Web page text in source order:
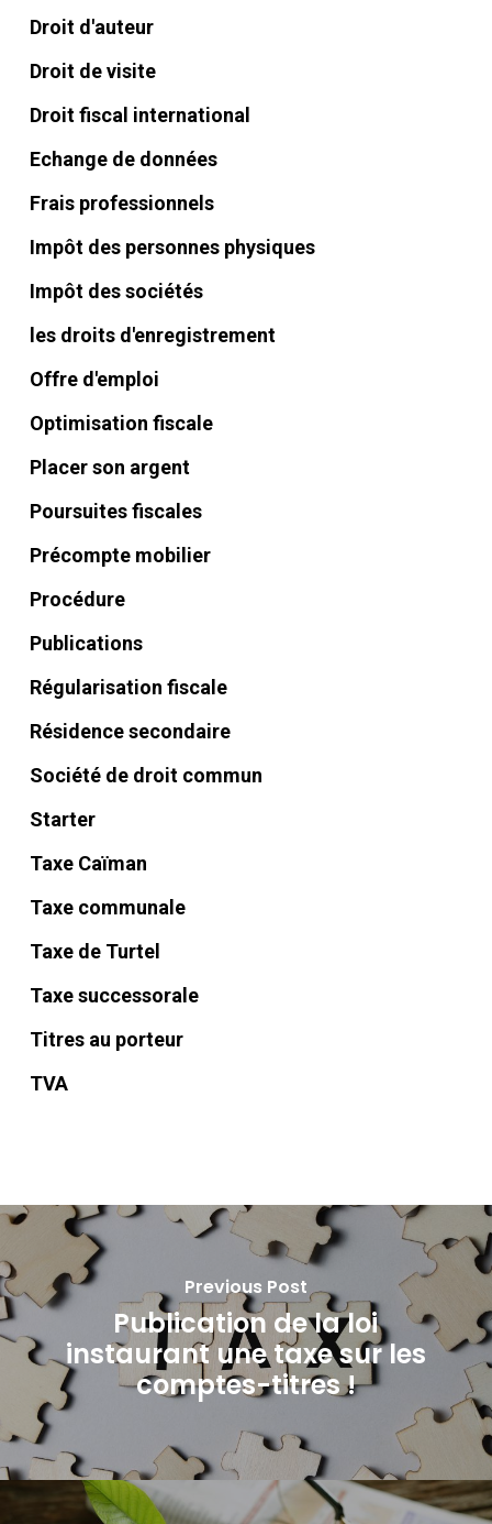
Droit d'auteur
Droit de visite
Droit fiscal international
Echange de données
Frais professionnels
Impôt des personnes physiques
Impôt des sociétés
les droits d'enregistrement
Offre d'emploi
Optimisation fiscale
Placer son argent
Poursuites fiscales
Précompte mobilier
Procédure
Publications
Régularisation fiscale
Résidence secondaire
Société de droit commun
Starter
Taxe Caïman
Taxe communale
Taxe de Turtel
Taxe successorale
Titres au porteur
TVA
Previous Post
Publication de la loi
instaurant une taxe sur les
comptes-titres !